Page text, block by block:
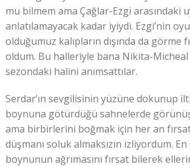
mu bilmem ama Çağlar-Ezgi arasındaki
anlatılamayacak kadar iyiydi. Ezgi’nin
olduğumuz kalıpların dışında da görme
oldum. Bu halleriyle bana Nikita-
sezondaki halini anımsattılar.
Serdar’ın sevgilisinin yüzüne dokunup
boynuna götürdüğü sahnelerde
ama birbirlerini boğmak için her an
düşmanı soluk almaksızın izliyordum. En
boynunun ağrımasını fırsat bilerek